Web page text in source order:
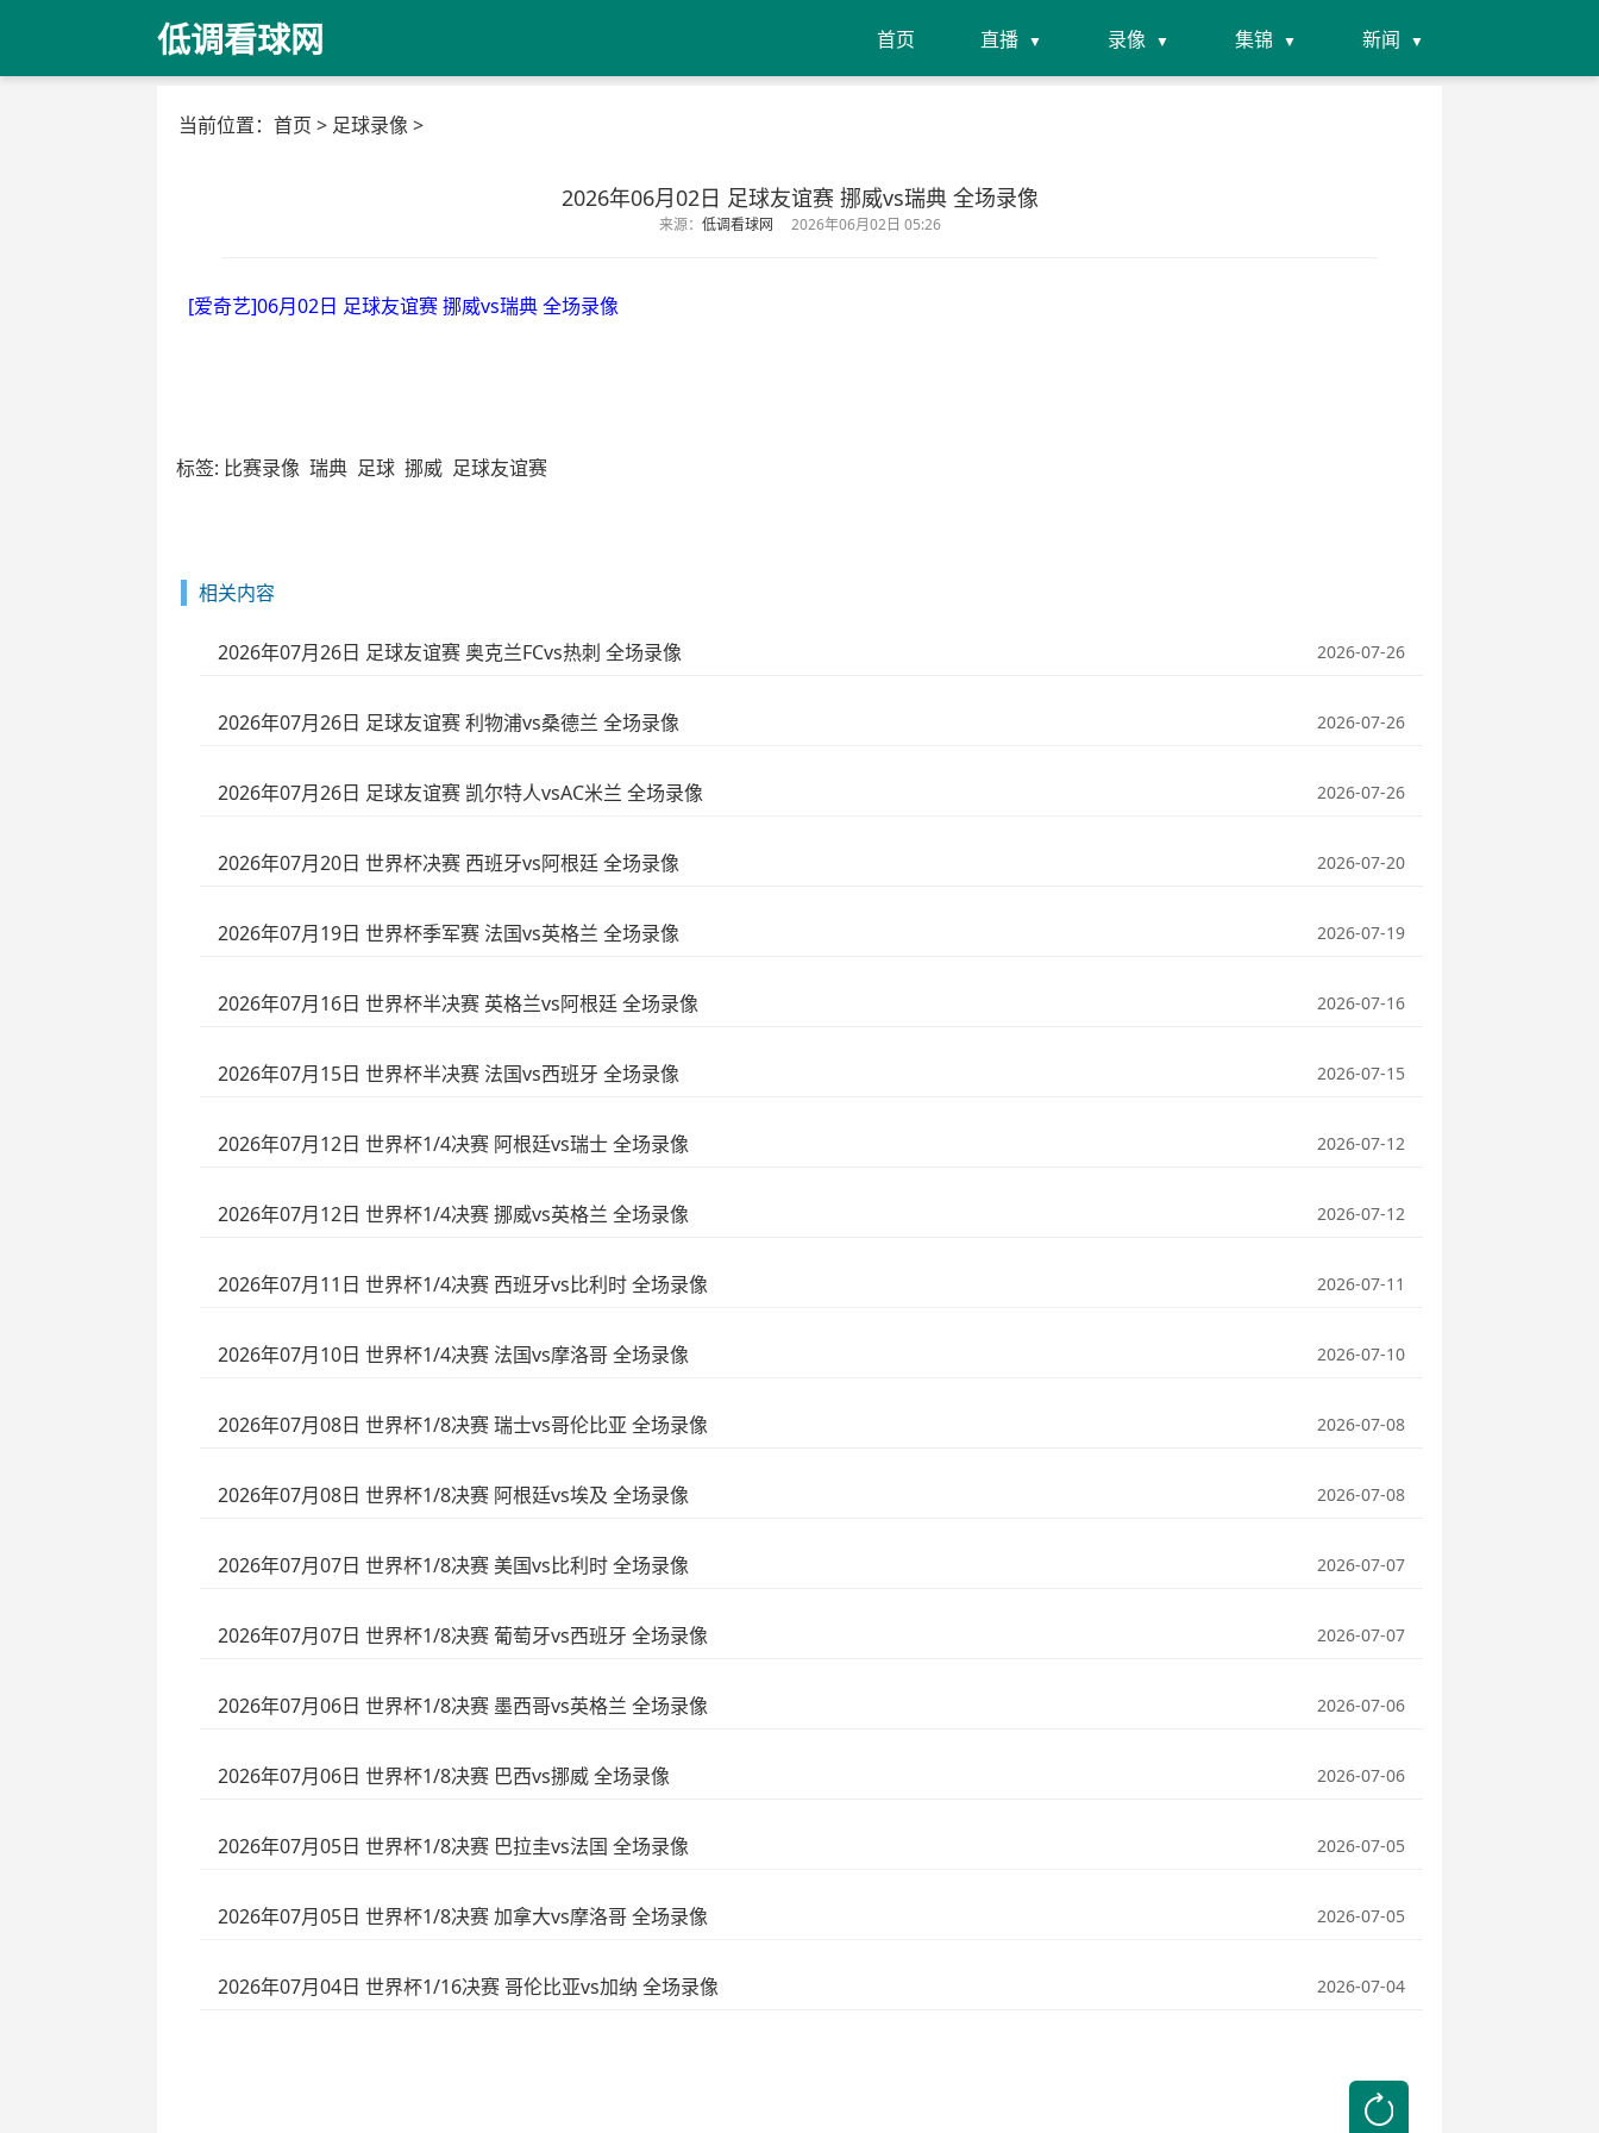
低调看球网 首页 直播 录像 集锦 新闻
当前位置： 首页 > 足球录像 >
2026年06月02日 足球友谊赛 挪威vs瑞典 全场录像
来源： 低调看球网 2026年06月02日 05:26
[爱奇艺]06月02日 足球友谊赛 挪威vs瑞典 全场录像
标签: 比赛录像 瑞典 足球 挪威 足球友谊赛
相关内容
2026年07月26日 足球友谊赛 奥克兰FCvs热刺 全场录像 2026-07-26
2026年07月26日 足球友谊赛 利物浦vs桑德兰 全场录像 2026-07-26
2026年07月26日 足球友谊赛 凯尔特人vsAC米兰 全场录像 2026-07-26
2026年07月20日 世界杯决赛 西班牙vs阿根廷 全场录像 2026-07-20
2026年07月19日 世界杯季军赛 法国vs英格兰 全场录像 2026-07-19
2026年07月16日 世界杯半决赛 英格兰vs阿根廷 全场录像 2026-07-16
2026年07月15日 世界杯半决赛 法国vs西班牙 全场录像 2026-07-15
2026年07月12日 世界杯1/4决赛 阿根廷vs瑞士 全场录像 2026-07-12
2026年07月12日 世界杯1/4决赛 挪威vs英格兰 全场录像 2026-07-12
2026年07月11日 世界杯1/4决赛 西班牙vs比利时 全场录像 2026-07-11
2026年07月10日 世界杯1/4决赛 法国vs摩洛哥 全场录像 2026-07-10
2026年07月08日 世界杯1/8决赛 瑞士vs哥伦比亚 全场录像 2026-07-08
2026年07月08日 世界杯1/8决赛 阿根廷vs埃及 全场录像 2026-07-08
2026年07月07日 世界杯1/8决赛 美国vs比利时 全场录像 2026-07-07
2026年07月07日 世界杯1/8决赛 葡萄牙vs西班牙 全场录像 2026-07-07
2026年07月06日 世界杯1/8决赛 墨西哥vs英格兰 全场录像 2026-07-06
2026年07月06日 世界杯1/8决赛 巴西vs挪威 全场录像 2026-07-06
2026年07月05日 世界杯1/8决赛 巴拉圭vs法国 全场录像 2026-07-05
2026年07月05日 世界杯1/8决赛 加拿大vs摩洛哥 全场录像 2026-07-05
2026年07月04日 世界杯1/16决赛 哥伦比亚vs加纳 全场录像 2026-07-04